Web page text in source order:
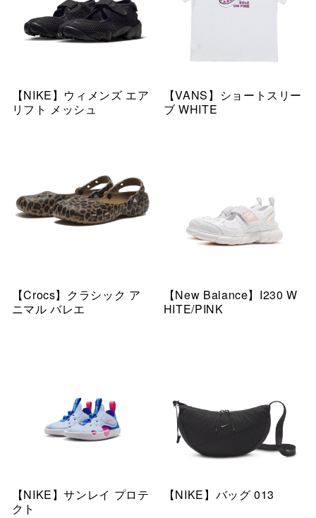
【NIKE】ウィメンズ エア
リフト メッシュ
【VANS】ショートスリー
ブ WHITE
【Crocs】クラシック ア
ニマル バレエ
【New Balance】I230 W
HITE/PINK
【NIKE】サンレイ プロテ
クト
【NIKE】バッグ 013